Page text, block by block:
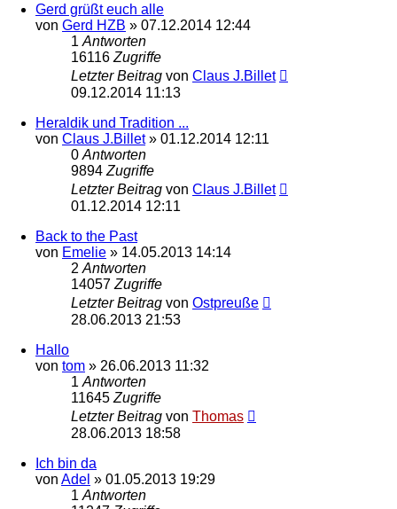
Gerd grüßt euch alle
von Gerd HZB » 07.12.2014 12:44
1 Antworten
16116 Zugriffe
Letzter Beitrag von Claus J.Billet
09.12.2014 11:13
Heraldik und Tradition ...
von Claus J.Billet» 01.12.2014 12:11
0 Antworten
9894 Zugriffe
Letzter Beitrag von Claus J.Billet
01.12.2014 12:11
Back to the Past
von Emelie » 14.05.2013 14:14
2 Antworten
14057 Zugriffe
Letzter Beitrag von Ostpreuße
28.06.2013 21:53
Hallo
von tom » 26.06.2013 11:32
1 Antworten
11645 Zugriffe
Letzter Beitrag von Thomas
28.06.2013 18:58
Ich bin da
von Adel » 01.05.2013 19:29
1 Antworten